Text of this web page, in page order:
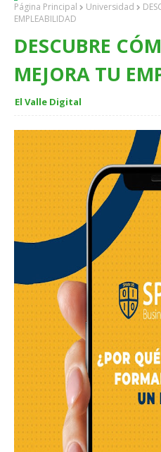
Página Principal Universidad
EMPLEABILIDAD
DESCUBRE
MEJORA TU
El Valle Digital